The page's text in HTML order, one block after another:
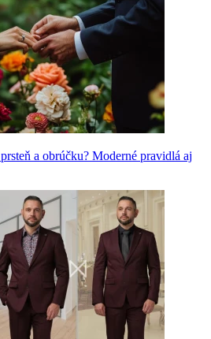
a obrúčku? Moderné pravidlá aj